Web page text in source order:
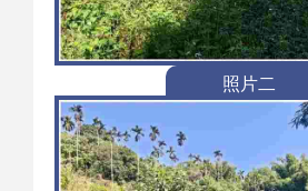
照片二